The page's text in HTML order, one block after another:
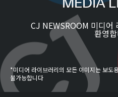
CJ NEWSROOM 미디어
환영
*미디어 라이브러리의 모든 이미지는 보도
불가능합니다